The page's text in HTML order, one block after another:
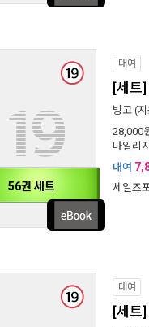
56권 세트
대여
[세트
빙고 (
28,000
마일리지
대여
세일즈
대여
[세트